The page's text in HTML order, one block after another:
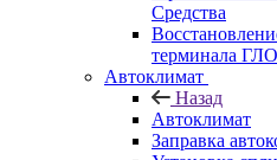
Средства
терминала
Автоклимат
Назад
Автоклимат
Заправка